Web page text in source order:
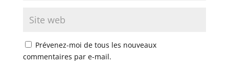
Prévenez-moi de tous les nouveaux
commentaires par e-mail.